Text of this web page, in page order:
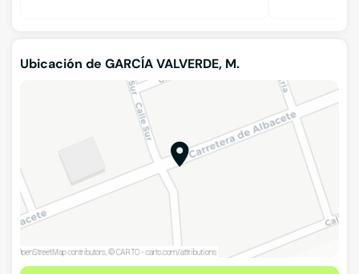
Ubicación de GARCÍA VALVERDE, M.